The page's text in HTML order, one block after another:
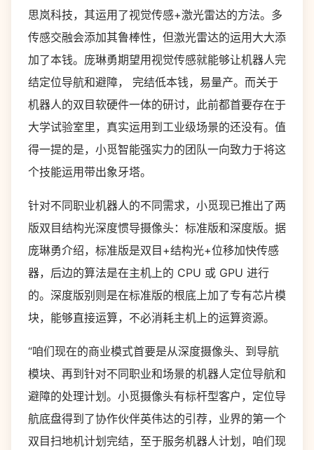
思岚科技，其运用了视觉传感+激光雷达的方法。多
传感交融会添加其鲁棒性，但激光雷达的运用大大添
加了本钱。庞琳勇期望用视觉传感就能够让机器人完
结定位导航和避障， 完结低本钱，易量产。而关于
机器人的双目软硬件一体的研讨，此前都首要存在于
大学试验室里，真实运用到工业级场景的还没有。值
得一提的是，小觅智能强实力的团队一向致力于将这
个技能运用带出象牙塔。
针对不同职业机器人的不同需求，小觅现已推出了两
版双目结构光深度惯导摄像头：标准版和深度版。据
庞琳勇介绍，标准版是双目+结构光+位移加快传感
器，后边的算法是在主机上的 CPU 或 GPU 进行
的。深度版别则是在标准版的根底上加了专有芯片模
块，能够直接运算，不必消耗主机上的运算资源。
“咱们现在的商业模式首要是从深度摄像头、到导航
模块、再到针对不同职业和场景的机器人定位导航和
避障的处理计划。小觅摄像头有标杆型客户，定位导
航底盘得到了协作伙伴英伟达的引荐，业界的第一个
双目扫地机计划完结，至于服务机器人计划，咱们现